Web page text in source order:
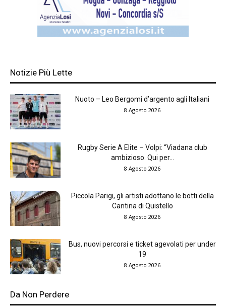
Notizie Più Lette
Nuoto – Leo Bergomi d’argento agli Italiani
8 Agosto 2026
Rugby Serie A Elite – Volpi: “Viadana club
ambizioso. Qui per...
8 Agosto 2026
Piccola Parigi, gli artisti adottano le botti della
Cantina di Quistello
8 Agosto 2026
Bus, nuovi percorsi e ticket agevolati per under
19
8 Agosto 2026
Da Non Perdere